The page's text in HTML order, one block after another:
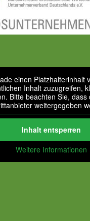
einen Platzhalterinhalt
Inhalt zuzugreifen,
Bitte beachten Sie, dass
weitergegeben
Inhalt entsperren
Weitere Informationen